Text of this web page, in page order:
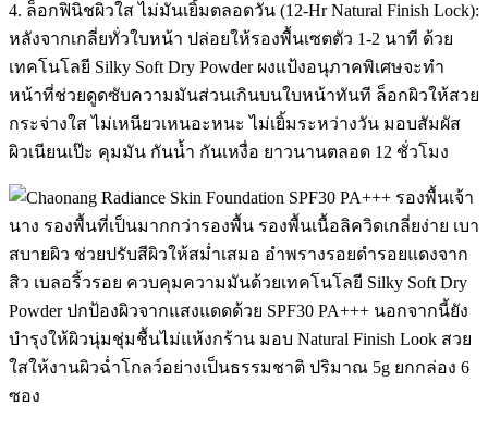
4. ล็อกฟินิชผิวใส ไม่มันเยิ้มตลอดวัน (12-Hr Natural Finish Lock):
หลังจากเกลี่ยทั่วใบหน้า ปล่อยให้รองพื้นเซตตัว 1-2 นาที ด้วย
เทคโนโลยี Silky Soft Dry Powder ผงแป้งอนุภาคพิเศษจะทำ
หน้าที่ช่วยดูดซับความมันส่วนเกินบนใบหน้าทันที ล็อกผิวให้สวย
กระจ่างใส ไม่เหนียวเหนอะหนะ ไม่เยิ้มระหว่างวัน มอบสัมผัส
ผิวเนียนเป๊ะ คุมมัน กันน้ำ กันเหงื่อ ยาวนานตลอด 12 ชั่วโมง